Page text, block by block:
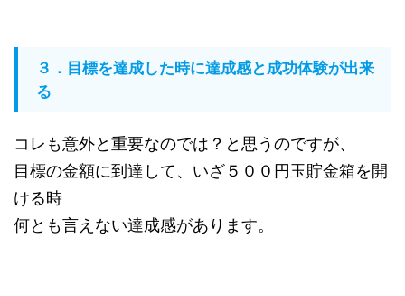
３．目標を達成した時に達成感と成功体験が出来
る
コレも意外と重要なのでは？と思うのですが、
目標の金額に到達して、いざ５００円玉貯金箱を開
ける時
何とも言えない達成感があります。